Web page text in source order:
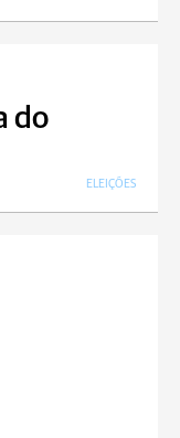
do
ELEIÇÕES